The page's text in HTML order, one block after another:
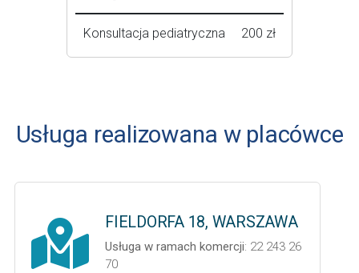
Konsultacja pediatryczna 200 zł
Usługa realizowana w placówce
FIELDORFA 18, WARSZAWA
Usługa w ramach komercji: 22 243 26
70